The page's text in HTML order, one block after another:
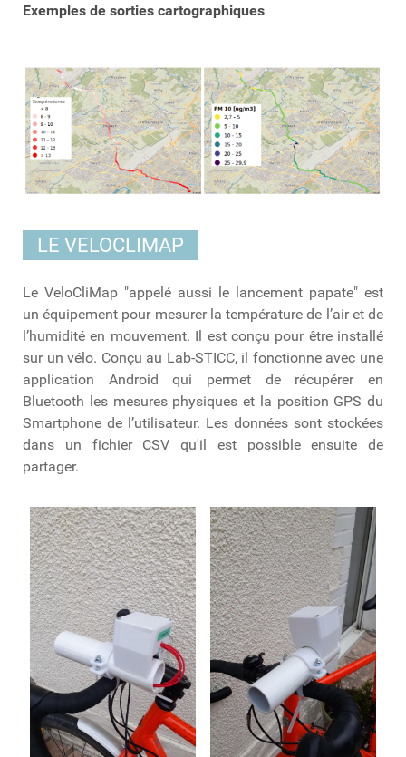
Exemples de sorties cartographiques
LE VELOCLIMAP
Le VeloCliMap "appelé aussi le lancement papate" est
un équipement pour mesurer la température de l’air et de
l’humidité en mouvement. Il est conçu pour être installé
sur un vélo. Conçu au Lab-STICC, il fonctionne avec une
application Android qui permet de récupérer en
Bluetooth les mesures physiques et la position GPS du
Smartphone de l’utilisateur. Les données sont stockées
dans un fichier CSV qu'il est possible ensuite de
partager.